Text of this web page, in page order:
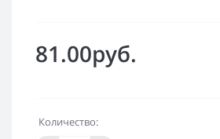
81.00руб.
Количество: